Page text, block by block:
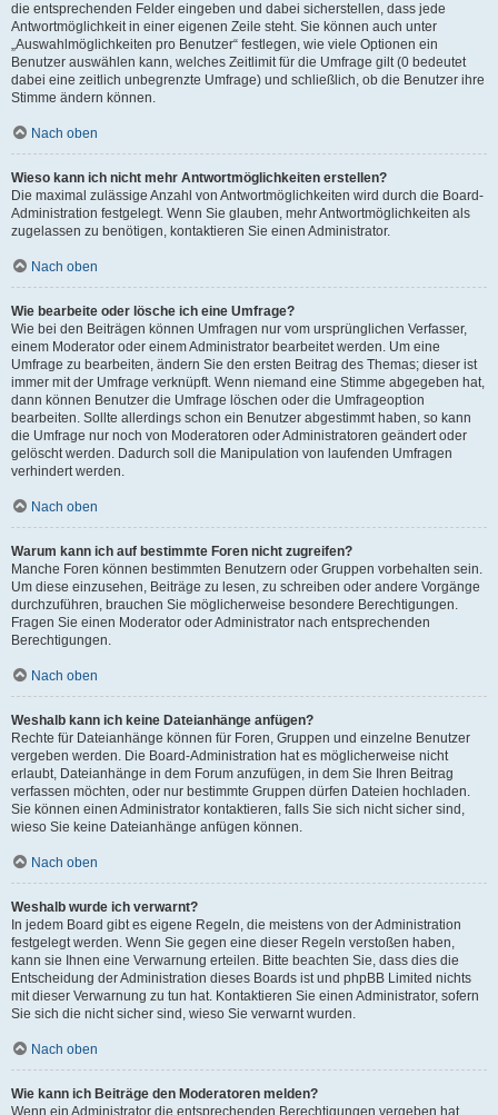
die entsprechenden Felder eingeben und dabei sicherstellen, dass jede
Antwortmöglichkeit in einer eigenen Zeile steht. Sie können auch unter
„Auswahlmöglichkeiten pro Benutzer“ festlegen, wie viele Optionen ein
Benutzer auswählen kann, welches Zeitlimit für die Umfrage gilt (0 bedeutet
dabei eine zeitlich unbegrenzte Umfrage) und schließlich, ob die Benutzer ihre
Stimme ändern können.
Nach oben
Wieso kann ich nicht mehr Antwortmöglichkeiten erstellen?
Die maximal zulässige Anzahl von Antwortmöglichkeiten wird durch die Board-
Administration festgelegt. Wenn Sie glauben, mehr Antwortmöglichkeiten als
zugelassen zu benötigen, kontaktieren Sie einen Administrator.
Nach oben
Wie bearbeite oder lösche ich eine Umfrage?
Wie bei den Beiträgen können Umfragen nur vom ursprünglichen Verfasser,
einem Moderator oder einem Administrator bearbeitet werden. Um eine
Umfrage zu bearbeiten, ändern Sie den ersten Beitrag des Themas; dieser ist
immer mit der Umfrage verknüpft. Wenn niemand eine Stimme abgegeben hat,
dann können Benutzer die Umfrage löschen oder die Umfrageoption
bearbeiten. Sollte allerdings schon ein Benutzer abgestimmt haben, so kann
die Umfrage nur noch von Moderatoren oder Administratoren geändert oder
gelöscht werden. Dadurch soll die Manipulation von laufenden Umfragen
verhindert werden.
Nach oben
Warum kann ich auf bestimmte Foren nicht zugreifen?
Manche Foren können bestimmten Benutzern oder Gruppen vorbehalten sein.
Um diese einzusehen, Beiträge zu lesen, zu schreiben oder andere Vorgänge
durchzuführen, brauchen Sie möglicherweise besondere Berechtigungen.
Fragen Sie einen Moderator oder Administrator nach entsprechenden
Berechtigungen.
Nach oben
Weshalb kann ich keine Dateianhänge anfügen?
Rechte für Dateianhänge können für Foren, Gruppen und einzelne Benutzer
vergeben werden. Die Board-Administration hat es möglicherweise nicht
erlaubt, Dateianhänge in dem Forum anzufügen, in dem Sie Ihren Beitrag
verfassen möchten, oder nur bestimmte Gruppen dürfen Dateien hochladen.
Sie können einen Administrator kontaktieren, falls Sie sich nicht sicher sind,
wieso Sie keine Dateianhänge anfügen können.
Nach oben
Weshalb wurde ich verwarnt?
In jedem Board gibt es eigene Regeln, die meistens von der Administration
festgelegt werden. Wenn Sie gegen eine dieser Regeln verstoßen haben,
kann sie Ihnen eine Verwarnung erteilen. Bitte beachten Sie, dass dies die
Entscheidung der Administration dieses Boards ist und phpBB Limited nichts
mit dieser Verwarnung zu tun hat. Kontaktieren Sie einen Administrator, sofern
Sie sich die nicht sicher sind, wieso Sie verwarnt wurden.
Nach oben
Wie kann ich Beiträge den Moderatoren melden?
Wenn ein Administrator die entsprechenden Berechtigungen vergeben hat,